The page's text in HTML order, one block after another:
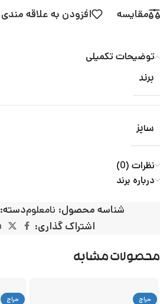
مقایسه افزودن به علاقه مندی
توضیحات تکمیلی
برند
سایز
نظرات (0)
درباره برند
شناسه محصول: نامعلومدسته:
اشتراک گذاری:
محصولات مشابه
حراج حراج